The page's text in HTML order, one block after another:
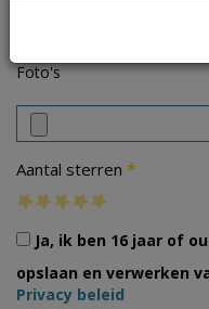
Foto's
Aantal sterren *
Ja, ik ben 16 jaar of
opslaan en verwerken
Privacy beleid